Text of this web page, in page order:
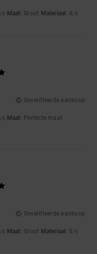
/5 Maat: Groot Materiaal : 4/5
Geverifieerde aankoop
/5 Maat: Perfecte maat
Geverifieerde aankoop
/5 Maat: Groot Materiaal : 5/5